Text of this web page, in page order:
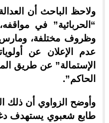
ولاحظ الباحث أن
“الحربائية” في
وظروف مختلفة، ومارس
عدم الإعلان عن
الإستمالة” عن طريق
الحاكم”.
وأوضح الزواوي أن
طابع شعبوي يستهدف